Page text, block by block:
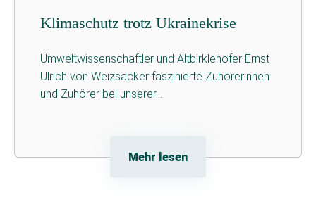
Klimaschutz trotz Ukrainekrise
Umweltwissenschaftler und Altbirklehofer Ernst
Ulrich von Weizsäcker faszinierte Zuhörerinnen
und Zuhörer bei unserer...
Mehr lesen